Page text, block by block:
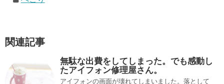
関連記事
無駄な出費をしてしまった。でも感動し
たアイフォン修理屋さん。
アイフォンの画面が壊れてしまいました。落として